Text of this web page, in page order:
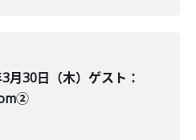
月30日（木）ゲスト：